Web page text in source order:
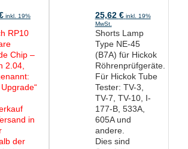
inkl. 19%
RP10
Chip –
2.04,
Upgrade“
in
der
25,62 € inkl. 19%
MwSt.
Shorts Lamp
Type NE-45
(B7A) für Hickok
Röhrenprüfgeräte.
Für Hickok Tube
Tester: TV-3,
TV-7, TV-10, I-
177-B, 533A,
605A und
andere.
Dies sind